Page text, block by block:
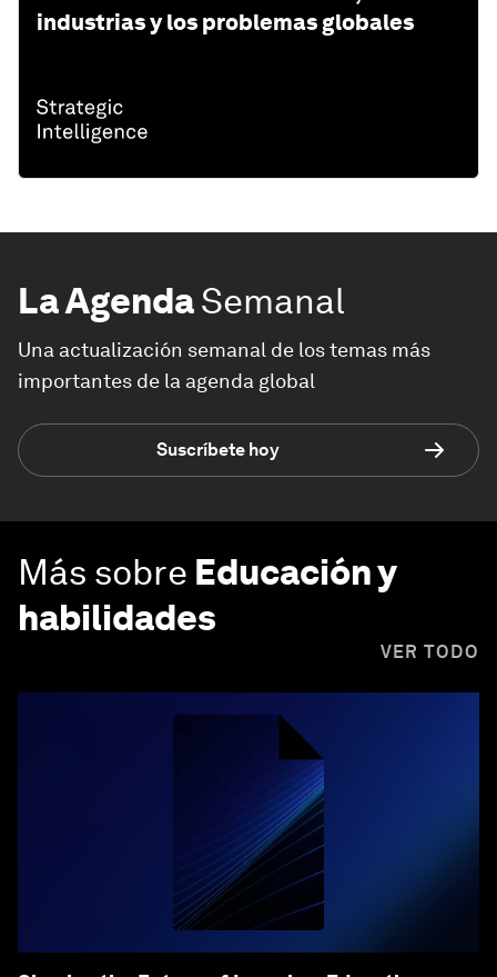
industrias y los problemas globales
La AgendaSemanal
Una actualización semanal de los temas más
importantes de la agenda global
Suscríbete hoy
Más sobre Educación y
habilidades
VER TODO